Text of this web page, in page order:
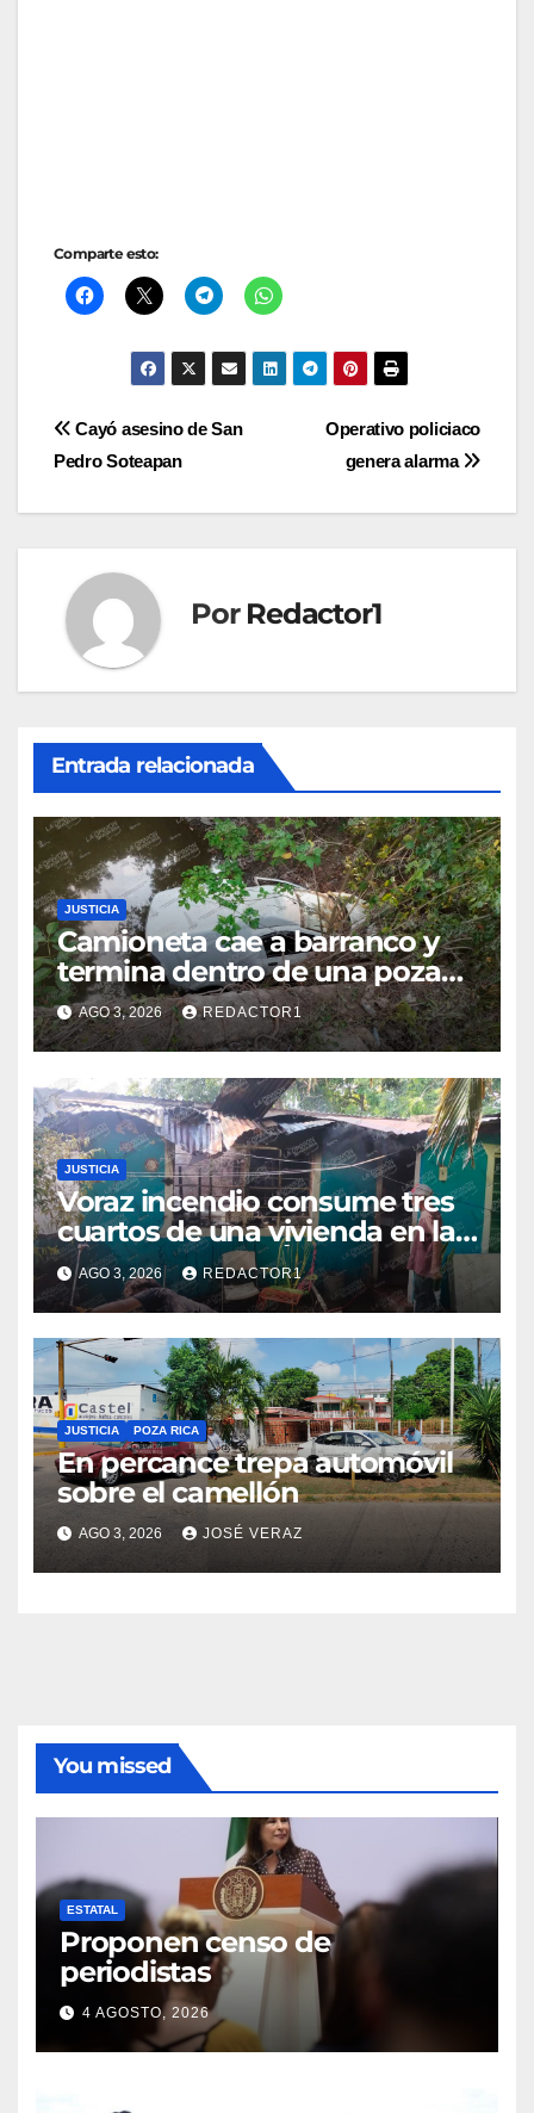
Comparte esto:
Navegación
Operativo policiaco
genera alarma
Cayó asesino de San
Pedro Soteapan
Por Redactor1
Entrada relacionada
JUSTICIA
Camioneta cae a barranco y
termina dentro de una poza
en Coatzintla; conductor sale
con golpes leves
AGO 3, 2026 REDACTOR1
JUSTICIA
Voraz incendio consume tres
cuartos de una vivienda en la
colonia Manuel Ávila Camacho
AGO 3, 2026 REDACTOR1
JUSTICIA POZA RICA
En percance trepa automóvil
sobre el camellón
AGO 3, 2026 JOSÉ VERAZ
You missed
ESTATAL
Proponen censo de
periodistas
4 AGOSTO, 2026